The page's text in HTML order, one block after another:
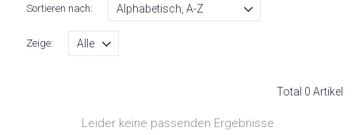
Sortieren nach:
Zeige:
Total 0 Artikel
Leider keine passenden Ergebnisse